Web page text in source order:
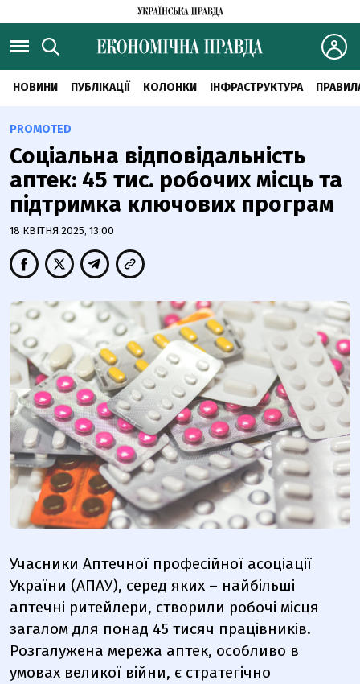
НОВИНИ ПУБЛІКАЦІЇ КОЛОНКИ ІНФРАСТРУКТУРА
PROMOTED
Соціальна відповідальність
аптек: 45 тис. робочих місць та
підтримка ключових програм
18 КВІТНЯ 2025, 13:00
Учасники Аптечної професійної асоціації
України (АПАУ), серед яких – найбільші
аптечні ритейлери, створили робочі місця
загалом для понад 45 тисяч працівників.
Розгалужена мережа аптек, особливо в
умовах великої війни, є стратегічно